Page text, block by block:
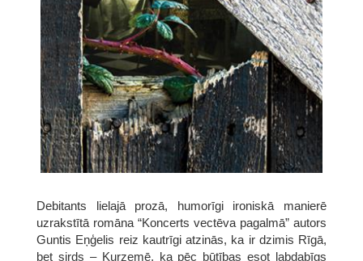
Debitants lielajā prozā, humorīgi ironiskā manierē
uzrakstītā romāna “Koncerts vectēva pagalmā” autors
Guntis Eņģelis reiz kautrīgi atzinās, ka ir dzimis Rīgā,
bet sirds – Kurzemē, ka pēc būtības esot labdabīgs